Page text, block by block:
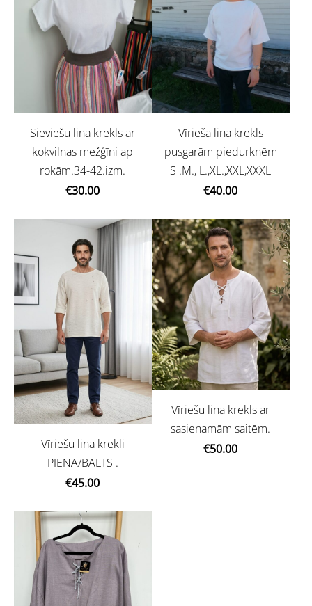
Sieviešu lina krekls ar
kokvilnas mežģīni ap
rokām.34-42.izm.
€30.00
Vīrieša lina krekls
pusgarām piedurknēm
S .M., L.,XL.,XXL,XXXL
€40.00
Vīriešu lina krekli
PIENA/BALTS .
€45.00
Vīriešu lina krekls ar
sasienamām saitēm.
€50.00